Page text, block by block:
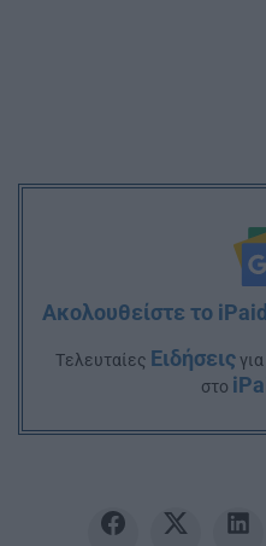
Ακολουθείστε το
Tελευταίες Ειδήσειςγια
στο